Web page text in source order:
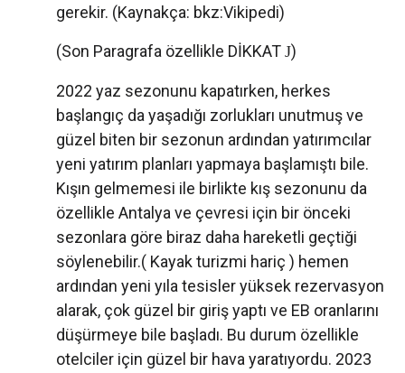
gerekir. (Kaynakça: bkz:Vikipedi)
(Son Paragrafa özellikle DİKKAT J)
2022 yaz sezonunu kapatırken, herkes
başlangıç da yaşadığı zorlukları unutmuş ve
güzel biten bir sezonun ardından yatırımcılar
yeni yatırım planları yapmaya başlamıştı bile.
Kışın gelmemesi ile birlikte kış sezonunu da
özellikle Antalya ve çevresi için bir önceki
sezonlara göre biraz daha hareketli geçtiği
söylenebilir.( Kayak turizmi hariç ) hemen
ardından yeni yıla tesisler yüksek rezervasyon
alarak, çok güzel bir giriş yaptı ve EB oranlarını
düşürmeye bile başladı. Bu durum özellikle
otelciler için güzel bir hava yaratıyordu. 2023